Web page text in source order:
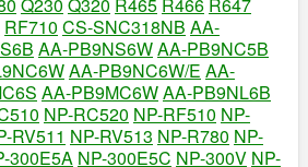
RF710 CS-SNC318NB AA-
AA-PB9NS6WAA-PB9NC5B
AA-PB9NC6W/E AA-
AA-PB9MC6WAA-PB9NL6B
NP-RC520 NP-RF510 NP-
RV511 NP-RV513 NP-R780 NP-
300E5A NP-300E5C NP-300V NP-